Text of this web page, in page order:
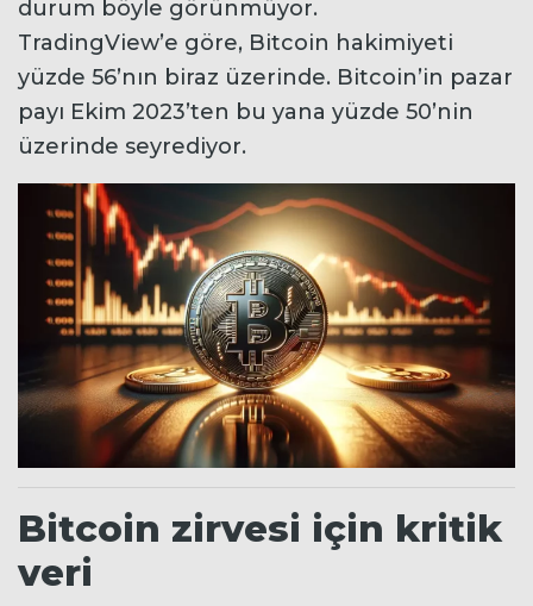
durum böyle görünmüyor.
TradingView’e göre, Bitcoin hakimiyeti
yüzde 56’nın biraz üzerinde. Bitcoin’in pazar
payı Ekim 2023’ten bu yana yüzde 50’nin
üzerinde seyrediyor.
Bitcoin zirvesi için kritik
veri